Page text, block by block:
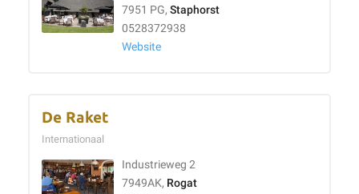
7951 PG, Staphorst
0528372938
Website
De Raket
Internationaal
Industrieweg 2
7949AK, Rogat